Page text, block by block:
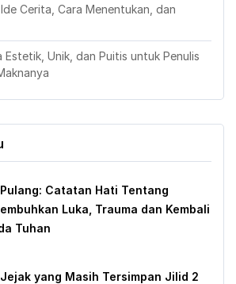
Cerita, Cara Menentukan, dan
Estetik, Unik, dan Puitis untuk Penulis
Catatan Hati Tentang
Luka, Trauma dan Kembali
Tuhan
yang Masih Tersimpan Jilid 2